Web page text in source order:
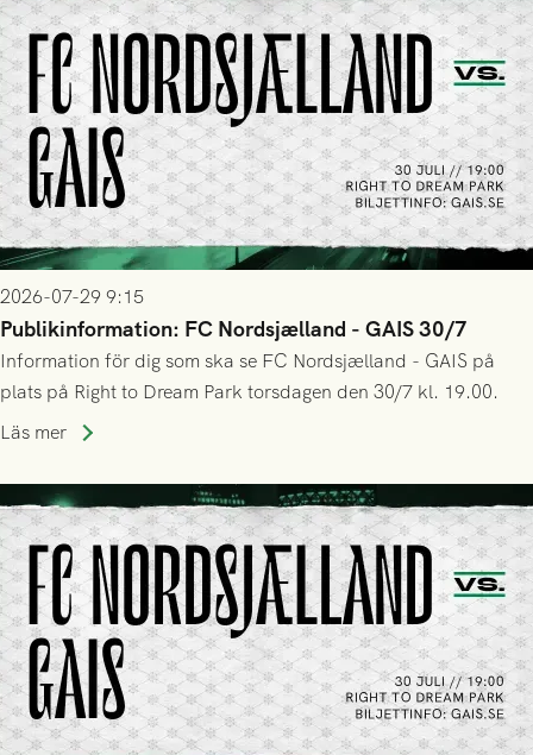
2026-07-29 9:15
Publikinformation: FC Nordsjælland - GAIS 30/7
Information för dig som ska se FC Nordsjælland - GAIS på
plats på Right to Dream Park torsdagen den 30/7 kl. 19.00.
Läs mer